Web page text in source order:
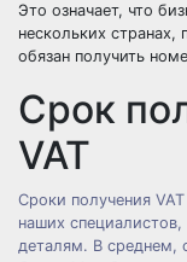
Это означает, что
нескольких
обязан получить
Срок
VAT
Сроки получения
наших специалистов,
деталям. В среднем,